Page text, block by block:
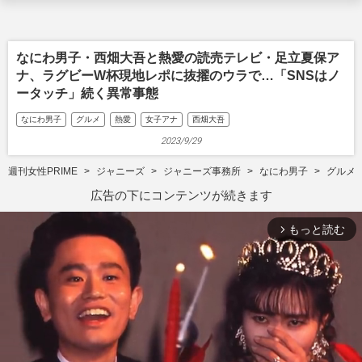
なにわ男子・西畑大吾と熱愛の読売テレビ・足立夏保ア
ナ、ラグビーW杯現地レポに抜擢のウラで…「SNSはノ
ータッチ」続く異常事態
なにわ男子 グルメ 熱愛 女子アナ 西畑大吾
2023/9/29
週刊女性PRIME ジャニーズ ジャニーズ事務所 なにわ男子 グルメ
広告の下にコンテンツが続きます
arrow_forward_ios もっと読む